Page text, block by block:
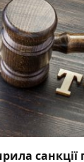
санкції